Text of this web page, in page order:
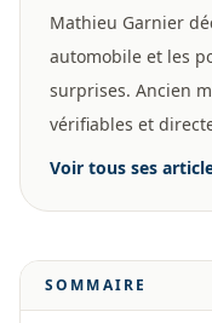
Mathieu Garnier
automobile et les
surprises. Ancien
vérifiables et
Voir tous ses
SOMMAIRE